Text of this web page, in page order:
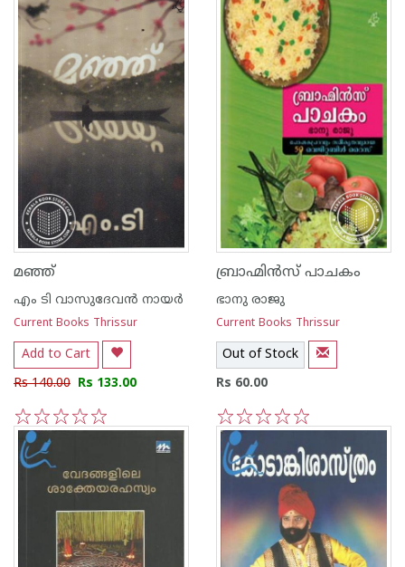
മഞ്ഞ്
എം ടി വാസുദേവന്‍ നായര്‍
Current Books Thrissur
Add to Cart
Rs 140.00 Rs 133.00
5
4
3
2
1
ബ്രാഹ്മിന്‍സ് പാചകം
ഭാനു രാജു
Current Books Thrissur
Out of Stock
Rs 60.00
5
4
3
2
1